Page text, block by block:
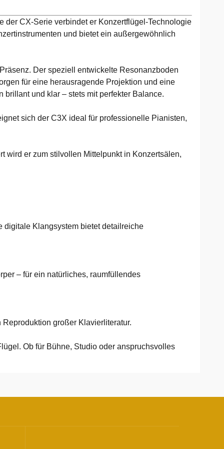
der CX-Serie verbindet er Konzertflügel-Technologie
und bietet ein außergewöhnlich
Der speziell entwickelte Resonanzboden
für eine herausragende Projektion und eine
und klar – stets mit perfekter Balance.
sich der C3X ideal für professionelle Pianisten,
wird er zum stilvollen Mittelpunkt in Konzertsälen,
digitale Klangsystem bietet detailreiche
– für ein natürliches, raumfüllendes
großer Klavierliteratur.
Ob für Bühne, Studio oder anspruchsvolles